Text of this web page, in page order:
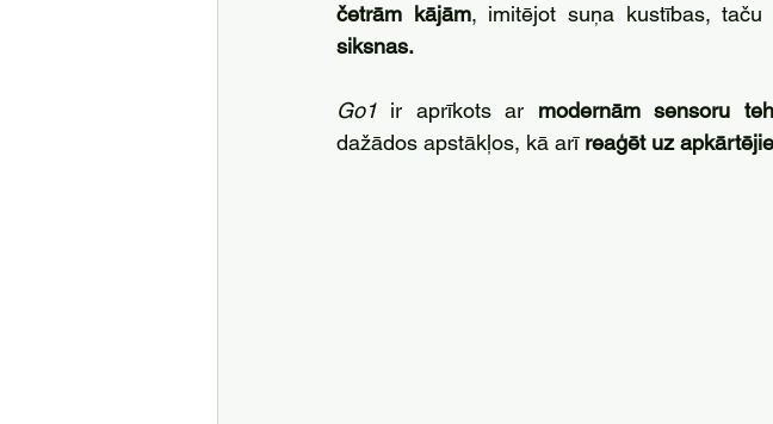
četrām kājām, imitējot suņa kustības, taču
siksnas.
Go1 ir aprīkots ar modernām sensoru
dažādos apstākļos, kā arī reaģēt uz